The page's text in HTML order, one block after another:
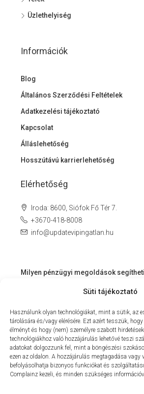
Süti tájékoztató
Használunk olyan technológiákat, mint a sütik, az
tárolására és/vagy elérésére. Ezt azért tesszük,
élményt és hogy (nem) személyre szabott
technológiákhoz való hozzájárulás lehetővé teszi
adatokat dolgozzunk fel, mint a böngészési
ezen az oldalon. A hozzájárulás megtagadása vagy
befolyásolhatja bizonyos funkciókat és
Complainz kezeli, és minden szükséges
Üzlethelyiség
Információk
Blog
Általános Szerződési Feltételek
Adatkezelési tájékoztató
Kapcsolat
Álláslehetőség
Hosszútávú karrierlehetőség
Elérhetőség
Iroda: 8600, Siófok Fő Tér 7.
+3670-418-8008
info@updatevipingatlan.hu
Milyen pénzügyi megoldások
szolgáltatás a Balaton környékén
MIT KÍNÁLHAT SZÁMUNKRA EGY
ÉS ELADÓI NÉZŐPONTBÓL?
MILYEN KÖLTSÉGEKKEL KELL
INGATLANVÁSÁRLÁS SORÁN?